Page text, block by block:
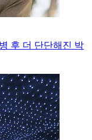
후 더 단단해진 박